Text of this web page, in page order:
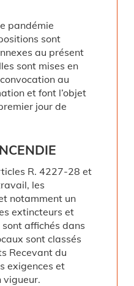
pandémie
sont
au présent
sont mises en
au
et font l’objet
jour de
R. 4227-28 et
les
notamment un
extincteurs et
affichés dans
sont classés
Recevant du
exigences et
vigueur.